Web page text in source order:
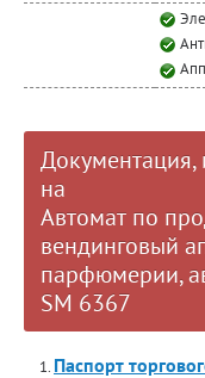
Документация,
на
Автомат по
вендинговый
парфюмерии,
SM 6367
Паспорт